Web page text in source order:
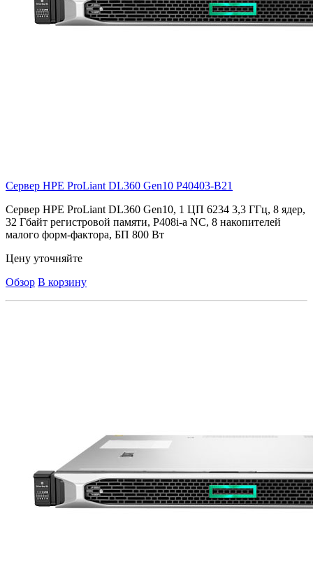
Сервер HPE ProLiant DL360 Gen10 P40403-B21
Сервер HPE ProLiant DL360 Gen10, 1 ЦП 6234 3,3 ГГц, 8 ядер,
32 Гбайт регистровой памяти, P408i-a NC, 8 накопителей
малого форм-фактора, БП 800 Вт
Цену уточняйте
Обзор В корзину